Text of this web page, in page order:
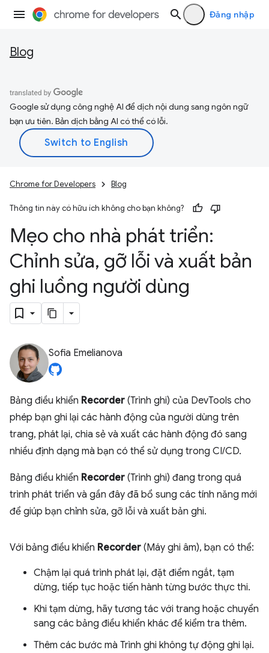
Đăng nhập
Blog
Google sử dụng công nghệ AI để dịch nội dung sang ngôn ngữ
bạn ưu tiên. Bản dịch bằng AI có thể có lỗi.
Chrome for Developers Blog
Thông tin này có hữu ích không cho bạn không?
Mẹo cho nhà phát triển:
Chỉnh sửa, gỡ lỗi và xuất bản
ghi luồng người dùng
Sofia Emelianova
Bảng điều khiển Recorder (Trình ghi) của DevTools cho
phép bạn ghi lại các hành động của người dùng trên
trang, phát lại, chia sẻ và xuất các hành động đó sang
nhiều định dạng mà bạn có thể sử dụng trong CI/CD.
Bảng điều khiển Recorder (Trình ghi) đang trong quá
trình phát triển và gần đây đã bổ sung các tính năng mới
để giúp bạn chỉnh sửa, gỡ lỗi và xuất bản ghi.
Với bảng điều khiển Recorder (Máy ghi âm), bạn có thể:
Chậm lại quá trình phát lại, đặt điểm ngắt, tạm
dừng, tiếp tục hoặc tiến hành từng bước thực thi.
Khi tạm dừng, hãy tương tác với trang hoặc chuyển
sang các bảng điều khiển khác để kiểm tra thêm.
Thêm các bước mà Trình ghi không tự động ghi lại.